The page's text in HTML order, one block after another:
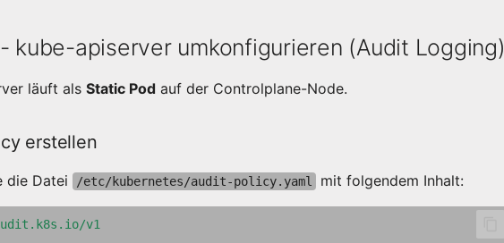
kube-apiserver umkonfigurieren (Audit Logging)
läuft als Static Pod auf der Controlplane-Node.
erstellen
die Datei /etc/kubernetes/audit-policy.yaml mit folgendem Inhalt:
v1